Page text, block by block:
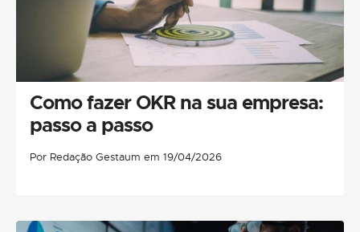
Como fazer OKR na sua empresa:
passo a passo
Por Redação Gestaum em 19/04/2026